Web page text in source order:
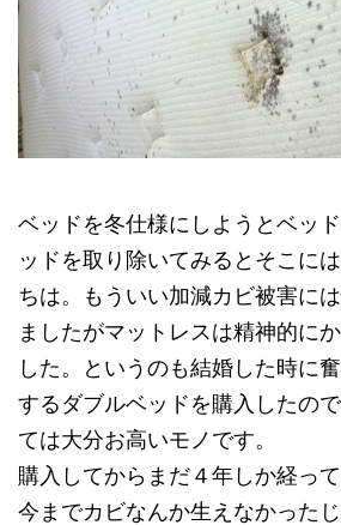
ベッドを冬仕様にしようとベッ
ッドを取り除いてみるとそこに
ちは。もういい加減カビ被害に
ましたがマットレスは精神的に
した。というのも結婚した時に
するダブルベッドを購入したの
ては大分お高いモノです。
購入してからまだ４年しか経っ
今までカビなんか生えなかった